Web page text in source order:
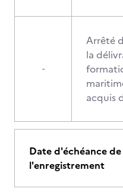
-
Arrêté
la
acquis
Date d'échéance de
l'enregistrement